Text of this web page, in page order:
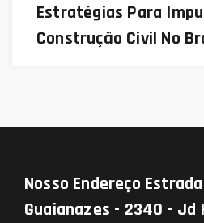
Estratégias Para
Construção Civil No
Nosso Endereço
Guaianazes - 2340 - Jd